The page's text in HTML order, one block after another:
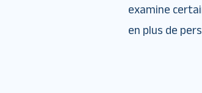
examine
en plus de